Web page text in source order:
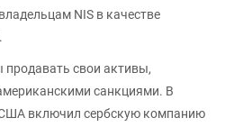
NIS в качестве
свои активы,
санкциями. В
включил сербскую компанию